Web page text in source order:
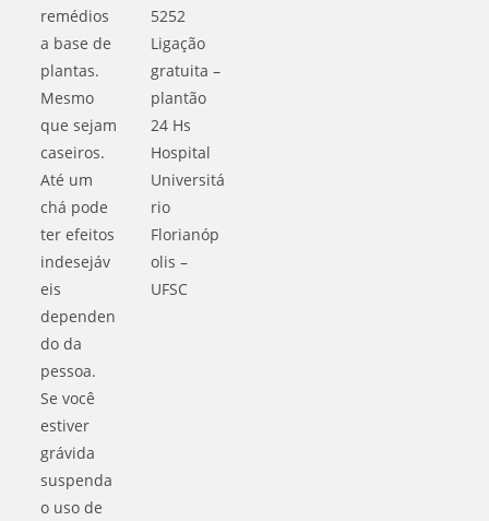
remédios
a base de
plantas.
Mesmo
que sejam
caseiros.
Até um
chá pode
ter efeitos
indesejáv
eis
dependen
do da
pessoa.
Se você
estiver
grávida
suspenda
o uso de
5252
Ligação
gratuita –
plantão
24 Hs
Hospital
Universitá
rio
Florianóp
olis –
UFSC